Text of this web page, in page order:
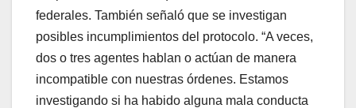
federales. También señaló que se investigan
posibles incumplimientos del protocolo. “A veces,
dos o tres agentes hablan o actúan de manera
incompatible con nuestras órdenes. Estamos
investigando si ha habido alguna mala conducta